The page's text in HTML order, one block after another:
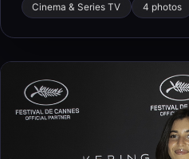
Cinema & Series TV 4 photos